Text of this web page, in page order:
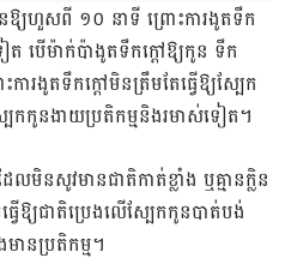
ឱ្យហួសពី ១០ នាទី ព្រោះការងូតទឹក
ត បើម៉ាក់ប៉ាងូតទឹកក្តៅឱ្យកូន ទឹក
ារងូតទឹកក្តៅមិន​ត្រឹមតែ​ធ្វើឱ្យស្បែក
ែកកូនងាយប្រតិកម្មនិងរមាស់ទៀត។
មិនសូវមានជាតិកាត់ខ្លាំង ឬគ្មានក្លិន
ើឱ្យជាតិប្រេងលើស្បែកកូនបាត់បង់
ាន​ប្រតិកម្ម។